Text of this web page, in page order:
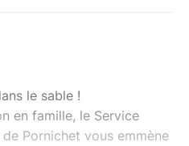
le sable !
en famille, le Service
Pornichet vous emmène